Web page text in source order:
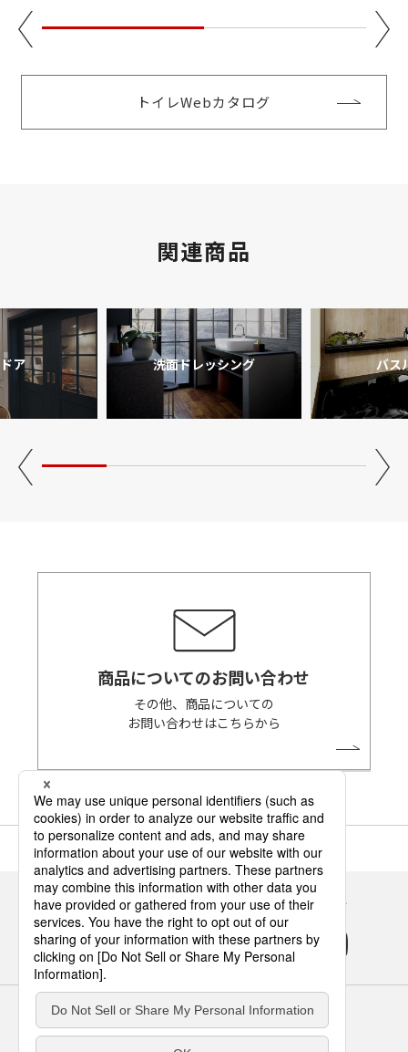
トイレWebカタログ
関連商品
ア 洗面ドレッシング バス
商品についてのお問い合わせ
その他、商品についての
お問い合わせはこちらから
Panasonicの住まい・くらし SNSアカウント
サイトのご利用にあたって
クッキーポリシー
個人情報保護方針
パナソニック ホールディングス